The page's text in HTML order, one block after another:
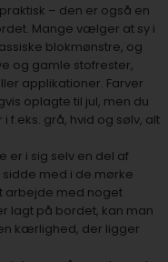
– den er også en
Mange vælger at sy i
blokmønstre, og
og gamle stofrester,
applikationer. Farver
oplagte til jul, men du
f.eks. grå, hvid og sølv, alt
i sig selv en del af
med i de mørke
arbejde med noget
lagt på bordet, kan man
kærlighed, der ligger